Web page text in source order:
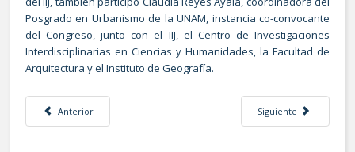
Posgrado en Urbanismo de la UNAM, instancia co-convocante
del Congreso, junto con el IIJ, el Centro de Investigaciones
Interdisciplinarias en Ciencias y Humanidades, la Facultad de
Arquitectura y el Instituto de Geografía.
Artículo anterior: El derecho a la ciudad implica superar barreras
Anterior Artículo siguiente: Se
Siguiente